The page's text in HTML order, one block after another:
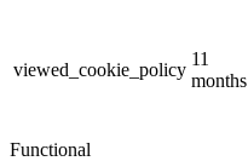
viewed_cookie_policy
11
months
Functional